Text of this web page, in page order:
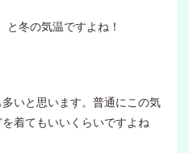
冬の気温ですよね！
いと思います。普通にこの気
着てもいいくらいですよね